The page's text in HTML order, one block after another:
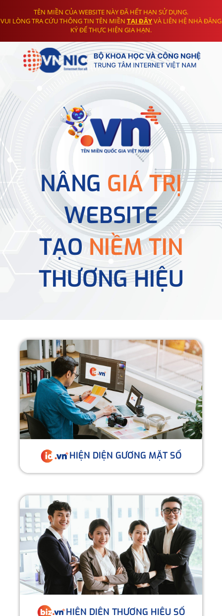
TÊN MIỀN CỦA WEBSITE NÀY ĐÃ HẾT HẠN SỬ DỤNG.
VUI LÒNG TRA CỨU THÔNG TIN TÊN MIỀN TẠI ĐÂYVÀ LIÊN HỆ NHÀ ĐĂNG
KÝ ĐỂ THỰC HIỆN GIA HẠN.
NÂNG GIÁ TRỊ
WEBSITE
TẠONIỀM TIN
THƯƠNG HIỆU
HIỆN DIỆN GƯƠNG MẶT SỐ
HIỆN DIỆN THƯƠNG HIỆU SỐ